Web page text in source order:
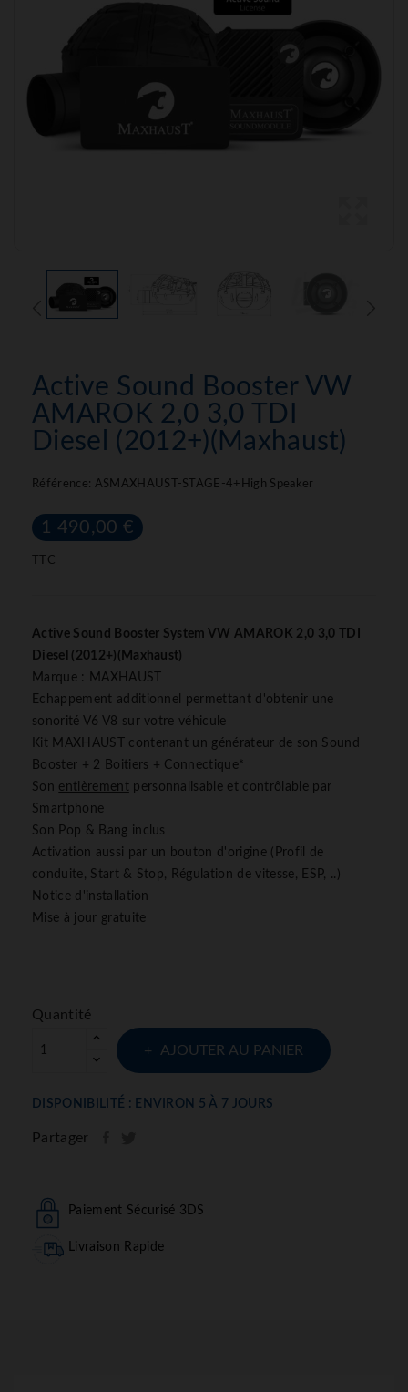
Active Sound Booster VW
AMAROK 2,0 3,0 TDI
Diesel (2012+)(Maxhaust)
Référence: ASMAXHAUST-STAGE-4+High Speaker
1 490,00 €
TTC
Active Sound Booster System VW AMAROK 2,0 3,0 TDI
Diesel (2012+)(Maxhaust)
Marque : MAXHAUST
Echappement additionnel permettant d'obtenir une
sonorité V6 V8 sur votre véhicule
Kit MAXHAUST contenant un générateur de son Sound
Booster + 2 Boitiers + Connectique*
Son entièrementpersonnalisable et contrôlable par
Smartphone
Son Pop & Bang inclus
Activation aussi par un bouton d'origine (Profil de
conduite, Start & Stop, Régulation de vitesse, ESP, ..)
Notice d'installation
Mise à jour gratuite
Quantité
AJOUTER AU PANIER
DISPONIBILITÉ : ENVIRON 5 À 7 JOURS
Partager
Paiement Sécurisé 3DS
Livraison Rapide